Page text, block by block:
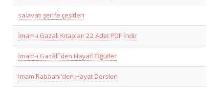
salavatı şerife çeşitleri
İmam-ı Gazali Kitapları 22 Adet PDF İndir
İmam-ı Gazâlî´den Hayatî Öğütler
Imam Rabbani'den Hayat Dersleri